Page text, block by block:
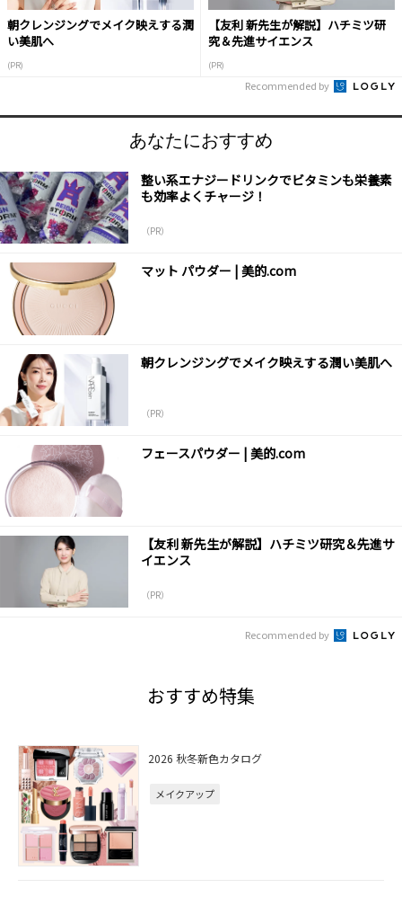
朝クレンジングでメイク映えする潤
い美肌へ
(PR)
【友利 新先生が解説】ハチミツ研
究＆先進サイエンス
(PR)
Recommended by
あなたにおすすめ
整い系エナジードリンクでビタミンも栄養素
も効率よくチャージ！
（PR）
マット パウダー | 美的.com
朝クレンジングでメイク映えする潤い美肌へ
（PR）
フェースパウダー | 美的.com
【友利 新先生が解説】ハチミツ研究＆先進サ
イエンス
（PR）
Recommended by
おすすめ特集
2026 秋冬新色カタログ
メイクアップ